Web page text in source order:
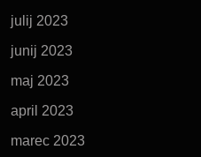
julij 2023
junij 2023
maj 2023
april 2023
marec 2023